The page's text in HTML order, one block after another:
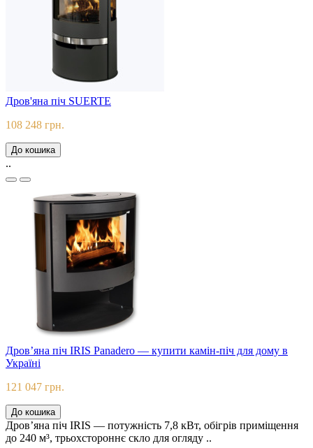
Дров'яна піч SUERTE
108 248 грн.
До кошика
..
Дров’яна піч IRIS Panadero — купити камін-піч для дому в
Україні
121 047 грн.
До кошика
Дров’яна піч IRIS — потужність 7,8 кВт, обігрів приміщення
до 240 м³, трьохстороннє скло для огляду ..